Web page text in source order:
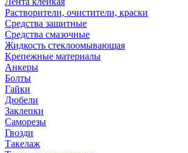
Растворители, очистители, краски
Средства защитные
Средства смазочные
Жидкость стеклоомывающая
Крепежные материалы
Анкеры
Болты
Гайки
Дюбели
Заклепки
Саморезы
Гвозди
Такелаж